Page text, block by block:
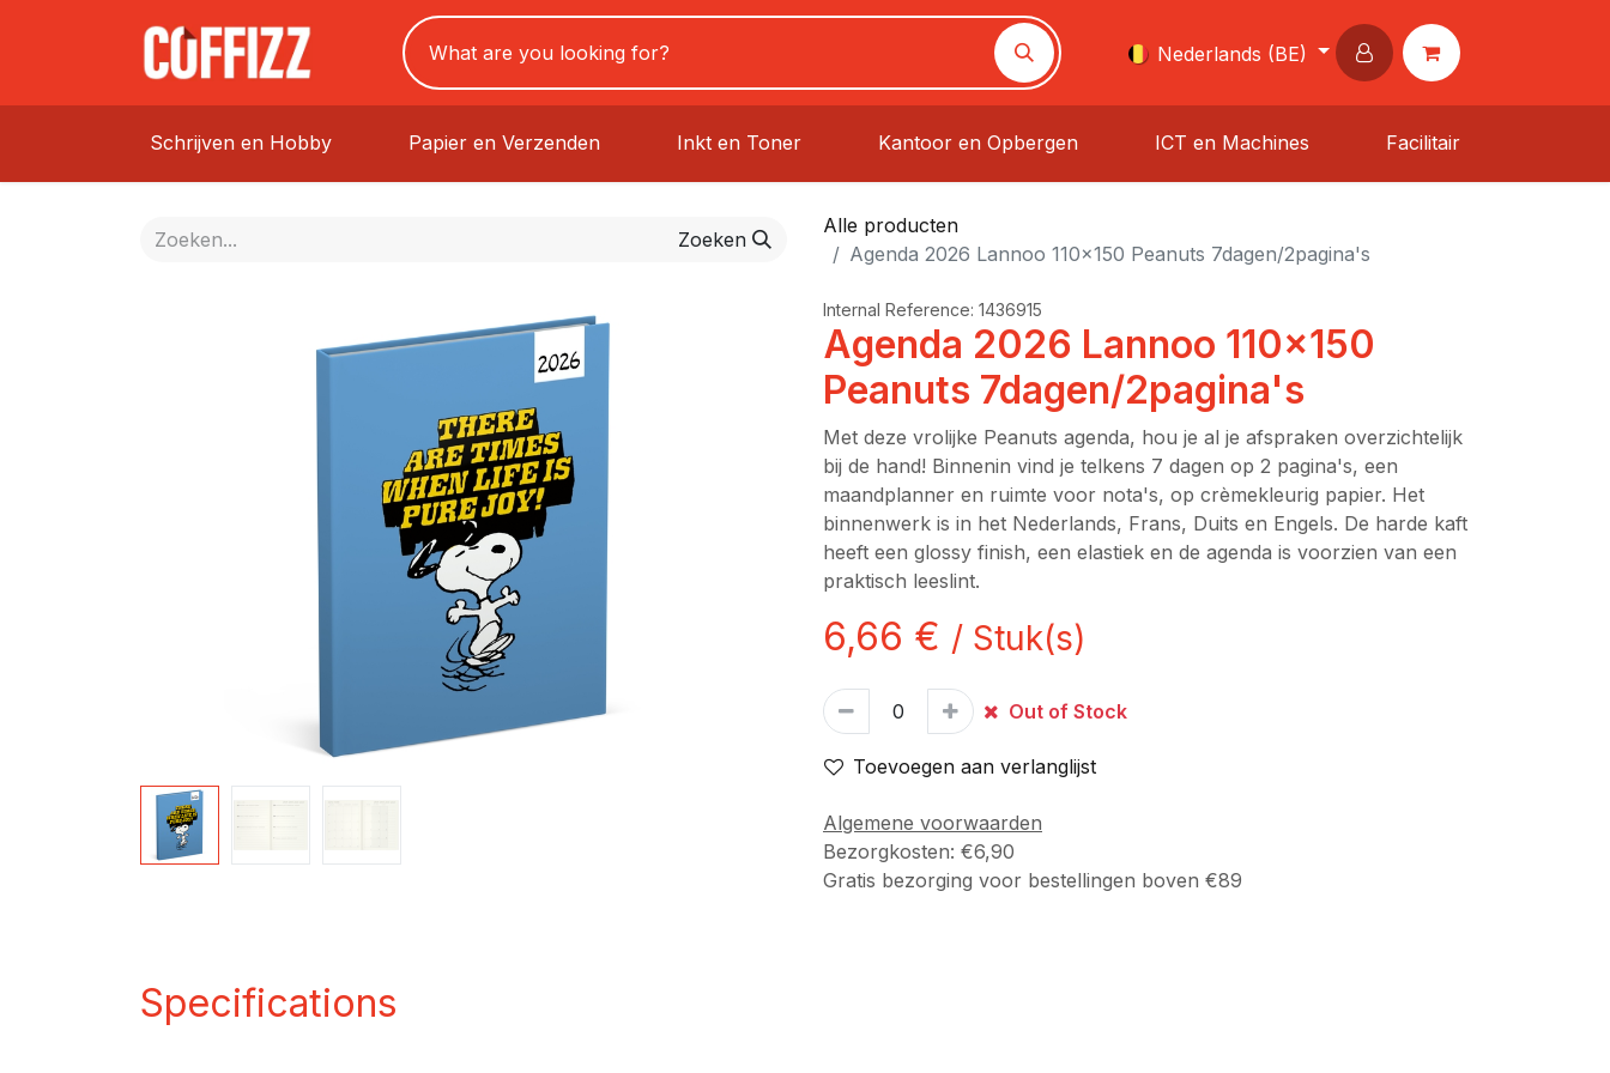
Nederlands (BE)
Schrijven en Hobby Papier en Verzenden Inkt en Toner Kantoor en Opbergen ICT en Machines Facilitair
Zoeken
Alle producten
Agenda 2026 Lannoo 110x150 Peanuts 7dagen/2pagina's
Internal Reference: 1436915
Agenda 2026 Lannoo 110x150
Peanuts 7dagen/2pagina's
Met deze vrolijke Peanuts agenda, hou je al je afspraken overzichtelijk
bij de hand! Binnenin vind je telkens 7 dagen op 2 pagina's, een
maandplanner en ruimte voor nota's, op crèmekleurig papier. Het
binnenwerk is in het Nederlands, Frans, Duits en Engels. De harde kaft
heeft een glossy finish, een elastiek en de agenda is voorzien van een
praktisch leeslint.
6,66 € / Stuk(s)
Out of Stock
Toevoegen aan verlanglijst
Algemene voorwaarden
Bezorgkosten: €6,90
Gratis bezorging voor bestellingen boven €89
Specifications